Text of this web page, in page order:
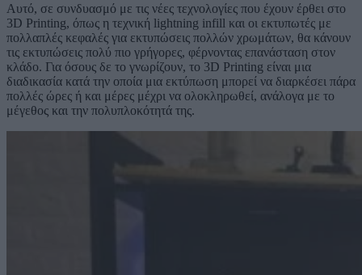
Αυτό, σε συνδυασμό με τις νέες τεχνολογίες που έχουν έρθει στο
3D Printing, όπως η τεχνική lightning infill και οι εκτυπωτές με
πολλαπλές κεφαλές για εκτυπώσεις πολλών χρωμάτων, θα κάνουν
τις εκτυπώσεις πολύ πιο γρήγορες, φέρνοντας επανάσταση στον
κλάδο. Για όσους δε το γνωρίζουν, το 3D Printing είναι μια
διαδικασία κατά την οποία μια εκτύπωση μπορεί να διαρκέσει πάρα
πολλές ώρες ή και μέρες μέχρι να ολοκληρωθεί, ανάλογα με το
μέγεθος και την πολυπλοκότητά της.